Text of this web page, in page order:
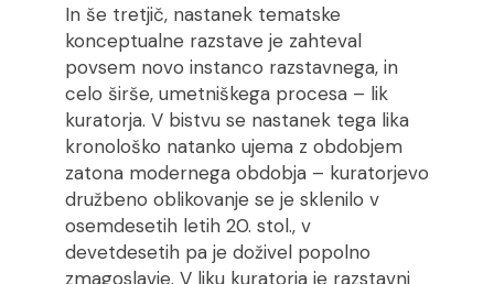
In še tretjič, nastanek tematske
konceptualne razstave je zahteval
povsem novo instanco razstavnega, in
celo širše, umetniškega procesa – lik
kuratorja. V bistvu se nastanek tega lika
kronološko natanko ujema z obdobjem
zatona modernega obdobja – kuratorjevo
družbeno oblikovanje se je sklenilo v
osemdesetih letih 20. stol., v
devetdesetih pa je doživel popolno
zmagoslavje. V liku kuratorja je razstavni